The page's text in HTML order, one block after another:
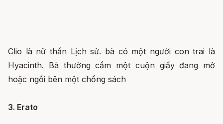
Clio là nữ thần Lịch sử. bà có một người con trai là
Hyacinth. Bà thường cầm một cuộn giấy đang mở
hoặc ngồi bên một chồng sách
3. Erato